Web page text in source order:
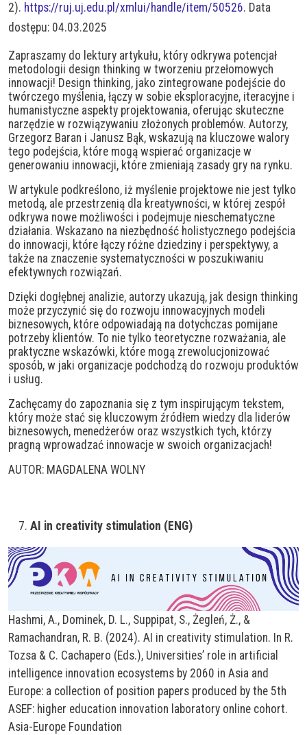
2). https://ruj.uj.edu.pl/xmlui/handle/item/50526. Data
dostępu: 04.03.2025
Zapraszamy do lektury artykułu, który odkrywa potencjał
metodologii design thinking w tworzeniu przełomowych
innowacji! Design thinking, jako zintegrowane podejście do
twórczego myślenia, łączy w sobie eksploracyjne, iteracyjne i
humanistyczne aspekty projektowania, oferując skuteczne
narzędzie w rozwiązywaniu złożonych problemów. Autorzy,
Grzegorz Baran i Janusz Bąk, wskazują na kluczowe walory
tego podejścia, które mogą wspierać organizacje w
generowaniu innowacji, które zmieniają zasady gry na rynku.
W artykule podkreślono, iż myślenie projektowe nie jest tylko
metodą, ale przestrzenią dla kreatywności, w której zespół
odkrywa nowe możliwości i podejmuje nieschematyczne
działania. Wskazano na niezbędność holistycznego podejścia
do innowacji, które łączy różne dziedziny i perspektywy, a
także na znaczenie systematyczności w poszukiwaniu
efektywnych rozwiązań.
Dzięki dogłębnej analizie, autorzy ukazują, jak design thinking
może przyczynić się do rozwoju innowacyjnych modeli
biznesowych, które odpowiadają na dotychczas pomijane
potrzeby klientów. To nie tylko teoretyczne rozważania, ale
praktyczne wskazówki, które mogą zrewolucjonizować
sposób, w jaki organizacje podchodzą do rozwoju produktów
i usług.
Zachęcamy do zapoznania się z tym inspirującym tekstem,
który może stać się kluczowym źródłem wiedzy dla liderów
biznesowych, menedżerów oraz wszystkich tych, którzy
pragną wprowadzać innowacje w swoich organizacjach!
AUTOR: MAGDALENA WOLNY
AI in creativity stimulation (ENG)
Hashmi, A., Dominek, D. L., Suppipat, S., Żegleń, Ż., &
Ramachandran, R. B. (2024). AI in creativity stimulation. In R.
Tozsa & C. Cachapero (Eds.), Universities’ role in artificial
intelligence innovation ecosystems by 2060 in Asia and
Europe: a collection of position papers produced by the 5th
ASEF: higher education innovation laboratory online cohort.
Asia-Europe Foundation